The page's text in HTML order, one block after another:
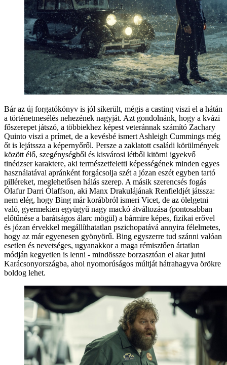
Bár az új forgatókönyv is jól sikerült, mégis a casting viszi el a hátán
a történetmesélés nehezének nagyját. Azt gondolnánk, hogy a kvázi
főszerepet játszó, a többiekhez képest veteránnak számító Zachary
Quinto viszi a prímet, de a kevésbé ismert Ashleigh Cummings még
őt is lejátssza a képernyőről. Persze a zaklatott családi körülmények
között élő, szegénységből és kisvárosi létből kitörni igyekvő
tinédzser karaktere, aki természetfeletti képességének minden egyes
használatával apránként forgácsolja szét a józan eszét egyben tartó
pilléreket, meglehetősen hálás szerep. A másik szerencsés fogás
Ólafur Darri Ólaffson, aki Manx Drakulájának Renfieldjét játssza:
nem elég, hogy Bing már korábbról ismeri Vicet, de az ölelgetni
való, gyermekien együgyű nagy mackó átváltozása (pontosabban
előtűnése a barátságos álarc mögül) a bármire képes, fizikai erővel
és józan érvekkel megállíthatatlan pszichopatává annyira félelmetes,
hogy az már egyenesen gyönyörű. Bing egyszerre tud szánni valóan
esetlen és nevetséges, ugyanakkor a maga rémisztően ártatlan
módján kegyetlen is lenni - mindössze borzasztóan el akar jutni
Karácsonyországba, ahol nyomorúságos múltját hátrahagyva örökre
boldog lehet.